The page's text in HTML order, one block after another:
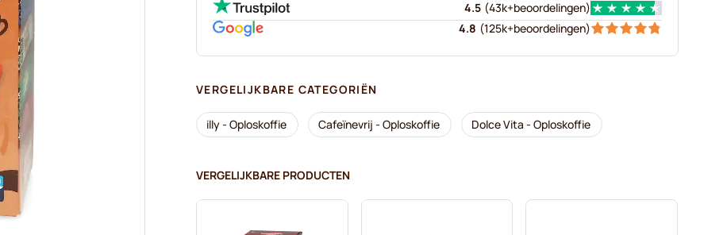
4.5 (43k+beoordelingen)
4.8 (125k+beoordelingen)
VERGELIJKBARE CATEGORIËN
illy - Oploskoffie Cafeïnevrij - Oploskoffie Dolce Vita - Oploskoffie
VERGELIJKBARE PRODUCTEN